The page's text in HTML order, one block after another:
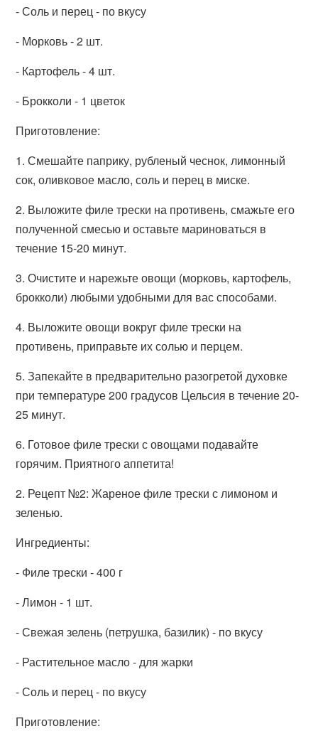
- Соль и перец - по вкусу
- Морковь - 2 шт.
- Картофель - 4 шт.
- Брокколи - 1 цветок
Приготовление:
1. Смешайте паприку, рубленый чеснок, лимонный
сок, оливковое масло, соль и перец в миске.
2. Выложите филе трески на противень, смажьте его
полученной смесью и оставьте мариноваться в
течение 15-20 минут.
3. Очистите и нарежьте овощи (морковь, картофель,
брокколи) любыми удобными для вас способами.
4. Выложите овощи вокруг филе трески на
противень, приправьте их солью и перцем.
5. Запекайте в предварительно разогретой духовке
при температуре 200 градусов Цельсия в течение 20-
25 минут.
6. Готовое филе трески с овощами подавайте
горячим. Приятного аппетита!
2. Рецепт №2: Жареное филе трески с лимоном и
зеленью.
Ингредиенты:
- Филе трески - 400 г
- Лимон - 1 шт.
- Свежая зелень (петрушка, базилик) - по вкусу
- Растительное масло - для жарки
- Соль и перец - по вкусу
Приготовление: